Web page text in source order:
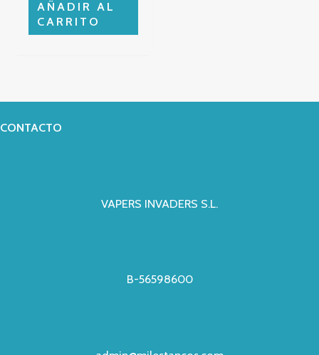
AÑADIR AL
CARRITO
CONTACTO
VAPERS INVADERS S.L.
B-56598600